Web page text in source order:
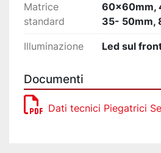
Matrice
standard
60x60mm,
35- 50mm,
Illuminazione Led sul
Documenti
Dati tecnici Piegatrici